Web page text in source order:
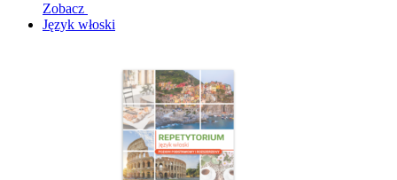
Zobacz
Język włoski